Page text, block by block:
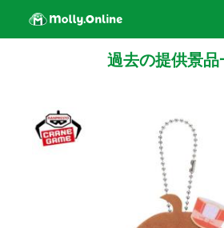
過去の提供景品